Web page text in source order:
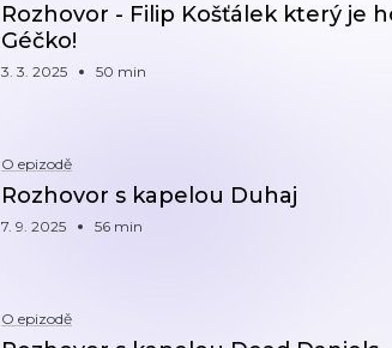
Rozhovor - Filip Košťálek který je
Géčko!
3. 3. 2025 50 min
O epizodě
Rozhovor s kapelou Duhaj
7. 9. 2025 56 min
O epizodě